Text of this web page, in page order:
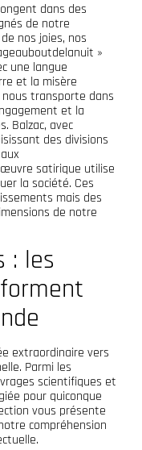
dans des
de notre
nos joies, nos
»
une langue
et la misère
nous transporte dans
et la
Balzac, avec
des divisions
satirique utilise
la société. Ces
mais des
de notre
: les
extraordinaire vers
Parmi les
scientifiques et
pour quiconque
vous présente
compréhension